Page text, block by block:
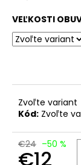
VEĽKOSTI
Zvoľte variant
Kód: Zvoľte
€24 –50 %
€12
ú
č
a